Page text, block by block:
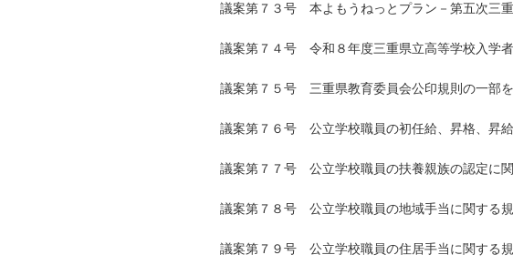
議案第７３号 本よもうねっとプラン－第五次三重
議案第７４号 令和８年度三重県立高等学校入学者
議案第７５号 三重県教育委員会公印規則の一部を
議案第７６号 公立学校職員の初任給、昇格、昇給
議案第７７号 公立学校職員の扶養親族の認定に関
議案第７８号 公立学校職員の地域手当に関する規
議案第７９号 公立学校職員の住居手当に関する規